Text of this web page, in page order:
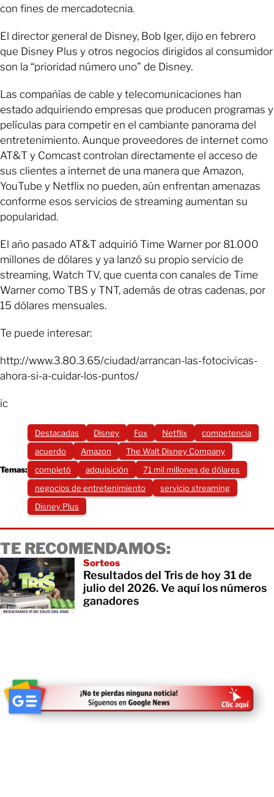
con fines de mercadotecnia.
El director general de Disney, Bob Iger, dijo en febrero
que Disney Plus y otros negocios dirigidos al consumidor
son la “prioridad número uno” de Disney.
Las compañías de cable y telecomunicaciones han
estado adquiriendo empresas que producen programas y
películas para competir en el cambiante panorama del
entretenimiento. Aunque proveedores de internet como
AT&T y Comcast controlan directamente el acceso de
sus clientes a internet de una manera que Amazon,
YouTube y Netflix no pueden, aún enfrentan amenazas
conforme esos servicios de streaming aumentan su
popularidad.
El año pasado AT&T adquirió Time Warner por 81.000
millones de dólares y ya lanzó su propio servicio de
streaming, Watch TV, que cuenta con canales de Time
Warner como TBS y TNT, además de otras cadenas, por
15 dólares mensuales.
Te puede interesar:
http://www.3.80.3.65/ciudad/arrancan-las-fotocivicas-
ahora-si-a-cuidar-los-puntos/
ic
Temas:
Destacadas Disney Fox Netflix
competencia
acuerdo
Amazon
The Walt Disney Company
completó
adquisición
71 mil millones de dólares
negocios de entretenimiento
servicio streaming
Disney Plus
TE RECOMENDAMOS:
Sorteos
Resultados del Tris de hoy 31 de
julio del 2026. Ve aquí los números
ganadores